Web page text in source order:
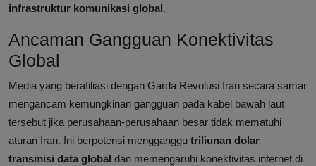
infrastruktur komunikasi global.
Ancaman Gangguan Konektivitas
Global
Media yang berafiliasi dengan Garda Revolusi Iran secara samar
mengancam kemungkinan gangguan pada kabel bawah laut
tersebut jika perusahaan-perusahaan besar tidak mematuhi
aturan Iran. Ini berpotensi mengganggu triliunan dolar
transmisi data global dan memengaruhi konektivitas internet di